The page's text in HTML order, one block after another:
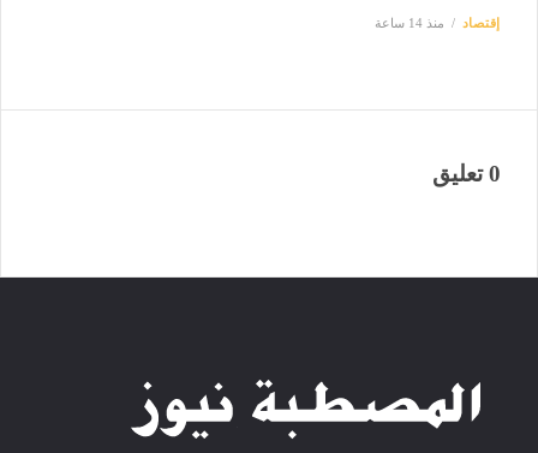
إقتصاد منذ 14 ساعة
0 تعليق